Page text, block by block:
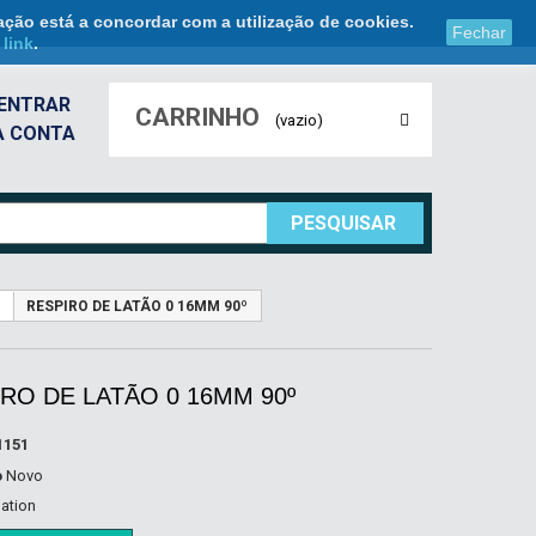
está a concordar com a utilização de cookies.
link.
Fechar
CARRINHO (vazio)
CONTA
PESQUISAR
RESPIRO DE LATÃO 0 16MM 90º
DE LATÃO 0 16MM 90º
Novo